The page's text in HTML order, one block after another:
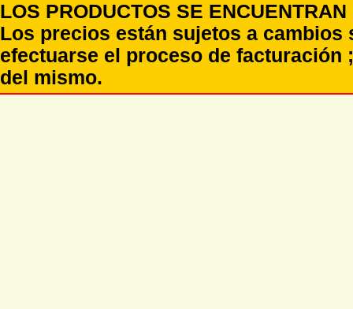
LOS PRODUCTOS SE
Los precios están sujetos a
efectuarse el proceso de
del mismo.